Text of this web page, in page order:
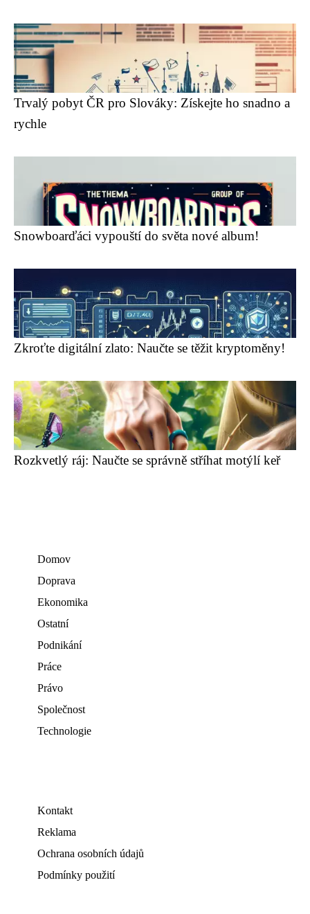
Trvalý pobyt ČR pro Slováky: Získejte ho snadno a
rychle
Snowboarďáci vypouští do světa nové album!
Zkroťte digitální zlato: Naučte se těžit kryptoměny!
Rozkvetlý ráj: Naučte se správně stříhat motýlí keř
Domov
Doprava
Ekonomika
Ostatní
Podnikání
Práce
Právo
Společnost
Technologie
Kontakt
Reklama
Ochrana osobních údajů
Podmínky použití